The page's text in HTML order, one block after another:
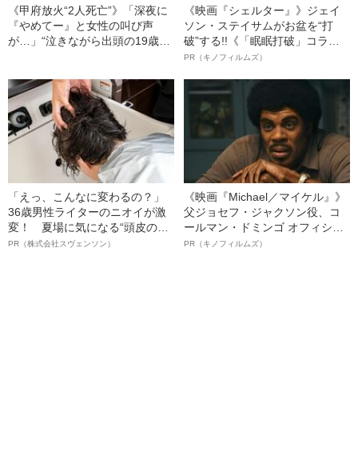
《甲府放火“2人死亡”》「深夜に
『やめてー』と女性の叫び声
が…」“泣きながら出頭の19歳少
《映画『シェルター』》ジェイ
ソン・ステイサムがお盆を“打
破”する!!《「眠眠打破」コラ
ボ》
PR（キノフィルムズ）
「えっ、こんなに変わるの？」
36歳男性ライターのニオイが激
変！ 夏場に気になる“頭皮のニ
オイ”や“ベタつき”を解消す
PR（株式会社スヴェンソン）
《映画『Michael／マイケル』》
父ジョセフ・ジャクソン役、コ
ールマン・ドミンゴ オフィシャ
ルインタビュー“観客を魅了した
PR（キノフィルムズ）